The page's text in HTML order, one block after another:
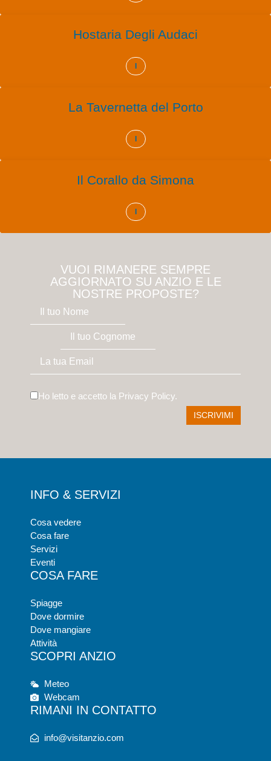
Hostaria Degli Audaci
La Tavernetta del Porto
Il Corallo da Simona
VUOI RIMANERE SEMPRE
AGGIORNATO SU ANZIO E LE
NOSTRE PROPOSTE?
Ho letto e accetto la Privacy Policy.
INFO & SERVIZI
Cosa vedere
Cosa fare
Servizi
Eventi
COSA FARE
Spiagge
Dove dormire
Dove mangiare
Attività
SCOPRI ANZIO
Meteo
Webcam
RIMANI IN CONTATTO
info@visitanzio.com